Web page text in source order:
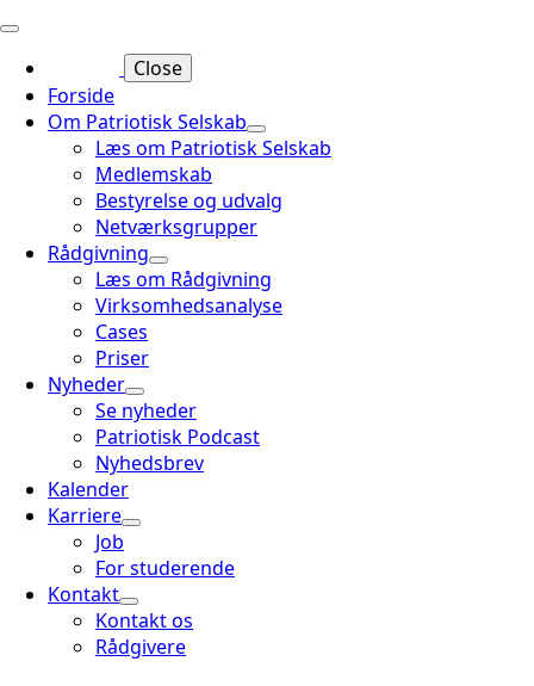
Close
Forside
Om Patriotisk Selskab
Læs om Patriotisk Selskab
Medlemskab
Bestyrelse og udvalg
Netværksgrupper
Rådgivning
Læs om Rådgivning
Virksomhedsanalyse
Cases
Priser
Nyheder
Se nyheder
Patriotisk Podcast
Nyhedsbrev
Kalender
Karriere
Job
For studerende
Kontakt
Kontakt os
Rådgivere